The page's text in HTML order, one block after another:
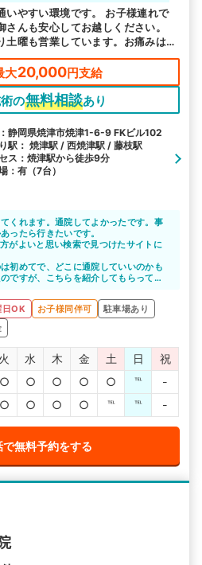
いやすい環境です。 お子様連れで
んも安心してお越しください。
土曜も営業しています。お痛みは諦
い。
大20,000円支給
の無料相談あり
静岡県焼津市焼津1-6-9 FKビル102
駅： 焼津駅 / 西焼津駅 / 藤枝駅
ス：焼津駅から徒歩9分
：有（7台）
くれます。通院してよかったです。事
ったら行きたいです。
がよいと思い検索で見つけたサイトに
骨院ですが、優しくわかりやすい対応
して通院できました。
初めてで、どこに通院していいのかも
ですが、こちらを紹介してもらってよ
んとヒアリングしたり体もみてもらっ
てもらえました。
日OK お子様同伴可
駐車場あり
火 水 木 金 土 日
祝
○ ○ ○ ○ ○ ℡
-
○ ○ ○ ○ ℡ ℡ -
で無料予約をする